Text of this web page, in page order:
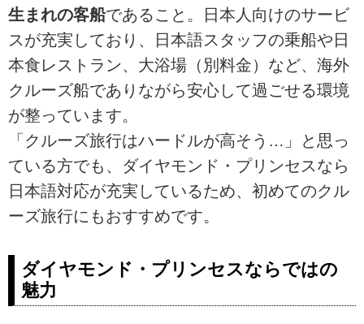
生まれの客船であること。日本人向けのサービ
スが充実しており、日本語スタッフの乗船や日
本食レストラン、大浴場（別料金）など、海外
クルーズ船でありながら安心して過ごせる環境
が整っています。
「クルーズ旅行はハードルが高そう…」と思っ
ている方でも、ダイヤモンド・プリンセスなら
日本語対応が充実しているため、初めてのクル
ーズ旅行にもおすすめです。
ダイヤモンド・プリンセスならではの
魅力